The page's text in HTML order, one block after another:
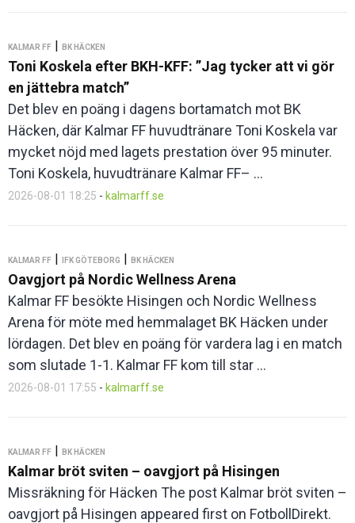
KALMAR FF | BK HÄCKEN
Toni Koskela efter BKH-KFF: ”Jag tycker att vi gör
en jättebra match”
Det blev en poäng i dagens bortamatch mot BK
Häcken, där Kalmar FF huvudtränare Toni Koskela var
mycket nöjd med lagets prestation över 95 minuter.
Toni Koskela, huvudtränare Kalmar FF– ...
2026-08-01 18:25 - kalmarff.se
KALMAR FF | IFK GÖTEBORG | BK HÄCKEN
Oavgjort på Nordic Wellness Arena
Kalmar FF besökte Hisingen och Nordic Wellness
Arena för möte med hemmalaget BK Häcken under
lördagen. Det blev en poäng för vardera lag i en match
som slutade 1-1. Kalmar FF kom till star ...
2026-08-01 17:55 - kalmarff.se
KALMAR FF | BK HÄCKEN
Kalmar bröt sviten – oavgjort på Hisingen
Missräkning för Häcken The post Kalmar bröt sviten –
oavgjort på Hisingen appeared first on FotbollDirekt.